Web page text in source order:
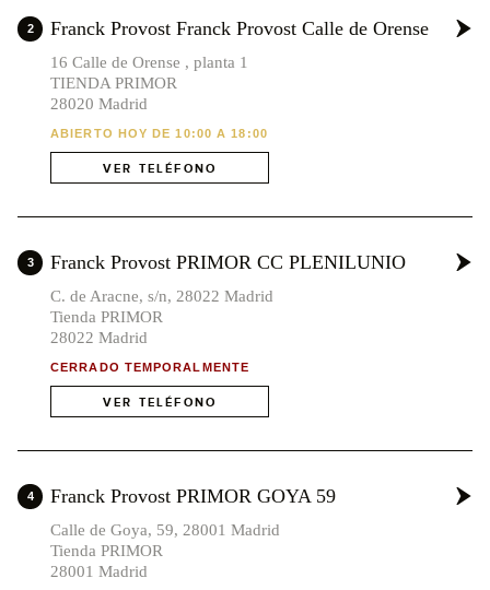
2 Franck Provost Franck Provost Calle de Orense
16 Calle de Orense , planta 1
TIENDA PRIMOR
28020 Madrid
ABIERTO HOY DE 10:00 A 18:00
VER TELÉFONO
3 Franck Provost PRIMOR CC PLENILUNIO
C. de Aracne, s/n, 28022 Madrid
Tienda PRIMOR
28022 Madrid
CERRADO TEMPORALMENTE
VER TELÉFONO
4 Franck Provost PRIMOR GOYA 59
Calle de Goya, 59, 28001 Madrid
Tienda PRIMOR
28001 Madrid